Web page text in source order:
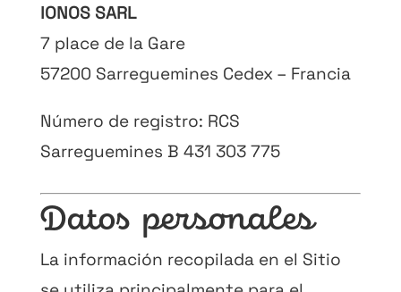
IONOS SARL
7 place de la Gare
57200 Sarreguemines Cedex – Francia
Número de registro: RCS
Sarreguemines B 431 303 775
Datos personales
La información recopilada en el Sitio